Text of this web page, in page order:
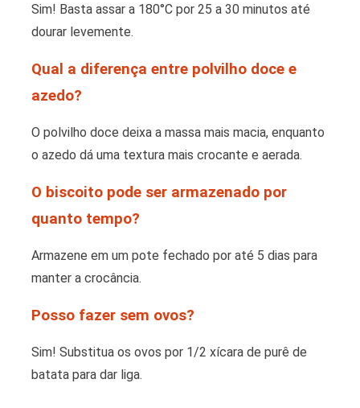
Sim! Basta assar a 180°C por 25 a 30 minutos até
dourar levemente.
Qual a diferença entre polvilho doce e
azedo?
O polvilho doce deixa a massa mais macia, enquanto
o azedo dá uma textura mais crocante e aerada.
O biscoito pode ser armazenado por
quanto tempo?
Armazene em um pote fechado por até 5 dias para
manter a crocância.
Posso fazer sem ovos?
Sim! Substitua os ovos por 1/2 xícara de purê de
batata para dar liga.